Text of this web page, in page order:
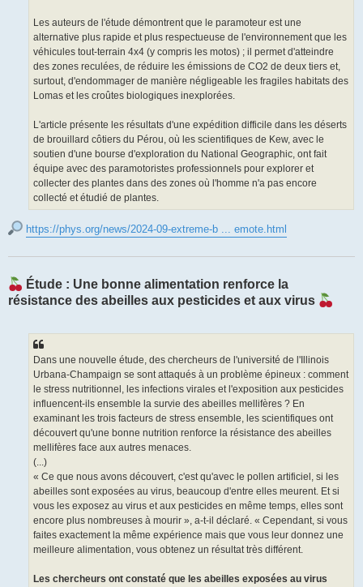
Les auteurs de l'étude démontrent que le paramoteur est une
alternative plus rapide et plus respectueuse de l'environnement que les
véhicules tout-terrain 4x4 (y compris les motos) ; il permet d'atteindre
des zones reculées, de réduire les émissions de CO2 de deux tiers et,
surtout, d'endommager de manière négligeable les fragiles habitats des
Lomas et les croûtes biologiques inexplorées.
L'article présente les résultats d'une expédition difficile dans les déserts
de brouillard côtiers du Pérou, où les scientifiques de Kew, avec le
soutien d'une bourse d'exploration du National Geographic, ont fait
équipe avec des paramotoristes professionnels pour explorer et
collecter des plantes dans des zones où l'homme n'a pas encore
collecté et étudié de plantes.
https://phys.org/news/2024-09-extreme-b ... emote.html
Étude : Une bonne alimentation renforce la
résistance des abeilles aux pesticides et aux virus
Dans une nouvelle étude, des chercheurs de l'université de l'Illinois
Urbana-Champaign se sont attaqués à un problème épineux : comment
le stress nutritionnel, les infections virales et l'exposition aux pesticides
influencent-ils ensemble la survie des abeilles mellifères ? En
examinant les trois facteurs de stress ensemble, les scientifiques ont
découvert qu'une bonne nutrition renforce la résistance des abeilles
mellifères face aux autres menaces.
(...)
« Ce que nous avons découvert, c'est qu'avec le pollen artificiel, si les
abeilles sont exposées au virus, beaucoup d'entre elles meurent. Et si
vous les exposez au virus et aux pesticides en même temps, elles sont
encore plus nombreuses à mourir », a-t-il déclaré. « Cependant, si vous
faites exactement la même expérience mais que vous leur donnez une
meilleure alimentation, vous obtenez un résultat très différent.
Les chercheurs ont constaté que les abeilles exposées au virus